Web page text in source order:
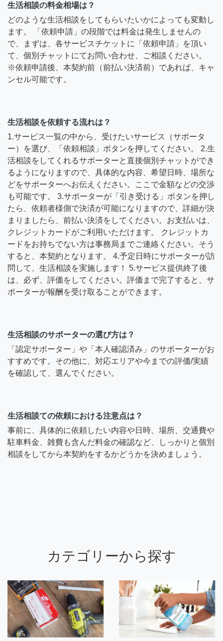
生活相談の料金相場は？
どのような生活相談をしてもらいたいかによっても変動し
ます。 「依頼申請」の段階では料金は発生しませんの
で、まずは、各サービスチケットに「依頼申請」を頂い
て、個別チャットにてお問い合わせ、ご相談ください。
※依頼申請後、本契約前（前払い決済前）であれば、キャ
ンセル可能です。
生活相談を依頼する流れは？
1.サービス一覧の中から、受けたいサービス（サポータ
ー）を選び、「依頼相談」ボタンを押してください。 2.生
活相談をしてくれるサポーターと直接個別チャットができ
るようになりますので、具体的な内容、希望日時、場所な
どをサポーターへお伝えください。ここで金額などの交渉
も可能です。 3.サポーターが「引き受ける」ボタンを押し
たら、依頼者様側で決済が可能になりますので、詳細が決
まりましたら、前払い決済をしてください。お支払いは、
クレジットカードがご利用いただけます。 クレジットカ
ードをお持ちでない方は事務局までご連絡ください。そう
すると、本契約となります。 4.予定日時にサポーターが訪
問して、生活相談を実施します！ 5.サービス提供終了後
は、必ず、評価をしてください。評価まで完了すると、サ
ポーターが報酬を受け取ることができます。
生活相談のサポーターの選び方は？
「認定サポーター」や「本人確認済み」のサポーターがお
すすめです。その他に、対応エリアや今までの評価/実績
を確認して、選んでください。
生活相談ての依頼における注意点は？
事前に、具体的に依頼したい内容や日時、場所、交通費や
駐車料金、雑費も含んだ料金の確認など、しっかりと個別
相談をしてから本契約をするかどうかを決めましょう。
カテゴリーから探す